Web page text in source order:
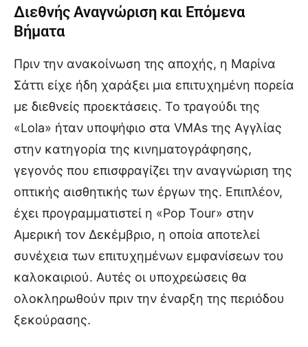
Διεθνής Αναγνώριση και Επόμενα
Βήματα
Πριν την ανακοίνωση της αποχής, η Μαρίνα
Σάττι είχε ήδη χαράξει μια επιτυχημένη πορεία
με διεθνείς προεκτάσεις. Το τραγούδι της
«Lola» ήταν υποψήφιο στα VMAs της Αγγλίας
στην κατηγορία της κινηματογράφησης,
γεγονός που επισφραγίζει την αναγνώριση της
οπτικής αισθητικής των έργων της. Επιπλέον,
έχει προγραμματιστεί η «Pop Tour» στην
Αμερική τον Δεκέμβριο, η οποία αποτελεί
συνέχεια των επιτυχημένων εμφανίσεων του
καλοκαιριού. Αυτές οι υποχρεώσεις θα
ολοκληρωθούν πριν την έναρξη της περιόδου
ξεκούρασης.